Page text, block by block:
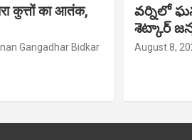
कुत्तों का आतंक,
Gangadhar Bidkar
వర్నిలో
శెట్కార్
August 8,